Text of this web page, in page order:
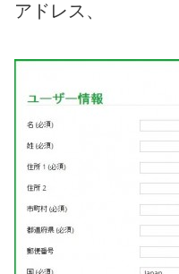
アドレス、